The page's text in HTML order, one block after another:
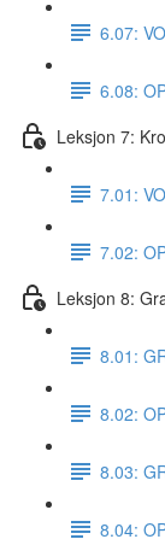
6.07:
6.08:
Leksjon 7:
7.01:
7.02:
Leksjon 8:
8.01:
8.02:
8.03:
8.04: